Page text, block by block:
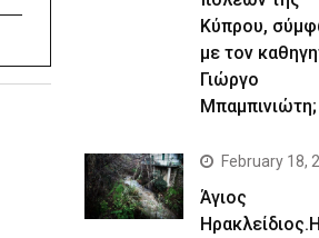
Κύπρου,
με τον
Γιώργο
Μπαμπινιώτη;
February 18,
Άγιος
Ηρακλείδιος.Η